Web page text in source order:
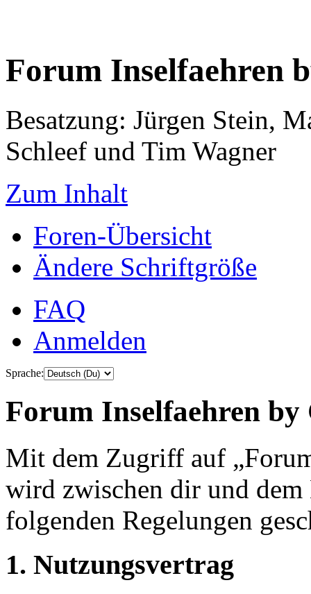
Forum Inselfaehren
Besatzung: Jürgen Stein,
Schleef und Tim Wagner
Zum Inhalt
Foren-Übersicht
Ändere Schriftgröße
FAQ
Anmelden
Sprache:
Forum Inselfaehren
Mit dem Zugriff auf
wird zwischen dir und
folgenden Regelungen
1. Nutzungsvertrag